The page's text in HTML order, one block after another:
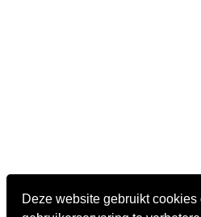
Deze website gebruikt cookies